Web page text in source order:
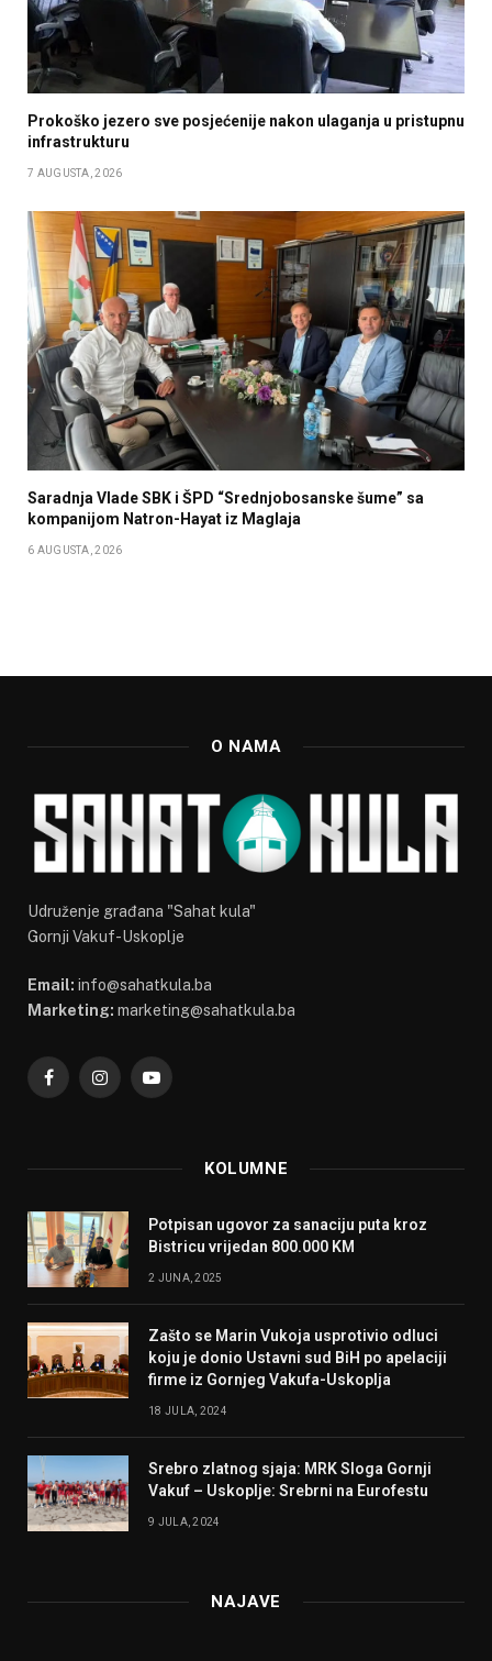
Prokoško jezero sve posjećenije nakon ulaganja u pristupnu
infrastrukturu
7 AUGUSTA, 2026
Saradnja Vlade SBK i ŠPD “Srednjobosanske šume” sa
kompanijom Natron-Hayat iz Maglaja
6 AUGUSTA, 2026
O NAMA
Udruženje građana "Sahat kula"
Gornji Vakuf-Uskoplje
Email: info@sahatkula.ba
Marketing: marketing@sahatkula.ba
FacebookInstagramYouTube
KOLUMNE
Potpisan ugovor za sanaciju puta kroz
Bistricu vrijedan 800.000 KM
2 JUNA, 2025
Zašto se Marin Vukoja usprotivio odluci
koju je donio Ustavni sud BiH po apelaciji
firme iz Gornjeg Vakufa-Uskoplja
18 JULA, 2024
Srebro zlatnog sjaja: MRK Sloga Gornji
Vakuf – Uskoplje: Srebrni na Eurofestu
9 JULA, 2024
NAJAVE